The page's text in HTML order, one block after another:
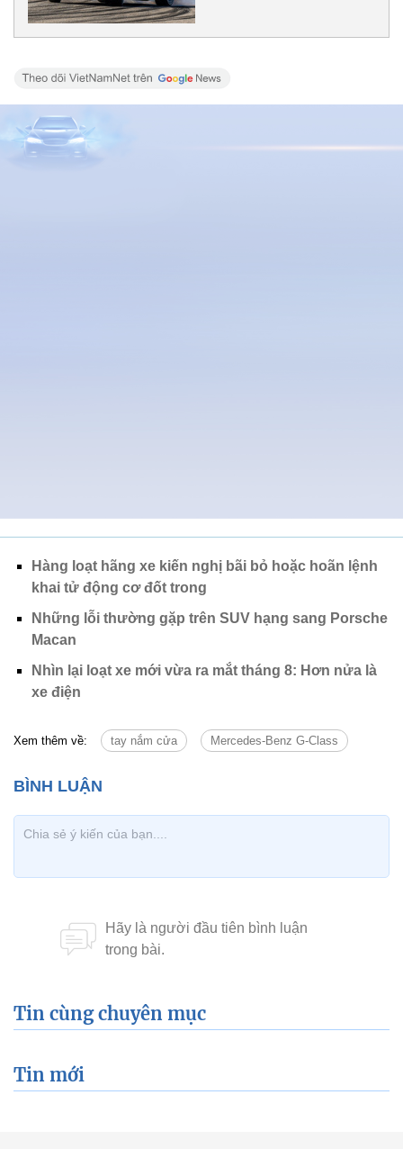
Hàng loạt hãng xe kiến nghị bãi bỏ hoặc hoãn lệnh
khai tử động cơ đốt trong
Những lỗi thường gặp trên SUV hạng sang Porsche
Macan
Nhìn lại loạt xe mới vừa ra mắt tháng 8: Hơn nửa là
xe điện
Xem thêm về: tay nắm cửa Mercedes-Benz G-Class
Tin cùng chuyên mục
Tin mới